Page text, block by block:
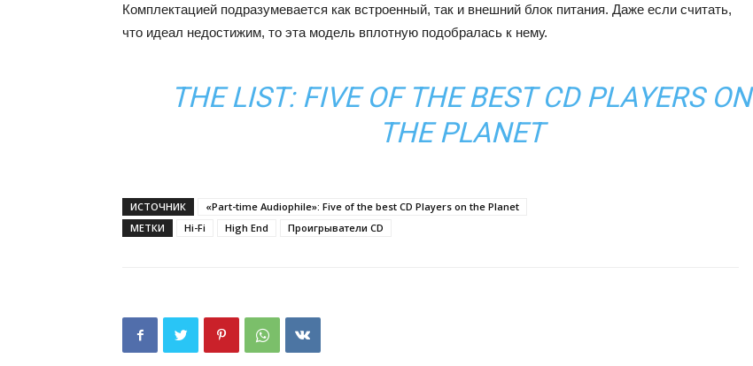
Комплектацией подразумевается как встроенный, так и внешний блок питания. Даже если считать,
что идеал недостижим, то эта модель вплотную подобралась к нему.
THE LIST: FIVE OF THE BEST CD PLAYERS ON
THE PLANET
ИСТОЧНИК
«Part-time Audiophile»: Five of the best CD Players on the Planet
МЕТКИ
Hi-Fi High End Проигрыватели CD